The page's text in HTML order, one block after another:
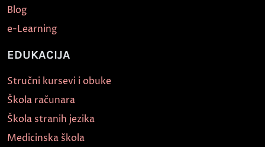
Blog
e-Learning
EDUKACIJA
Stručni kursevi i obuke
Škola računara
Škola stranih jezika
Medicinska škola